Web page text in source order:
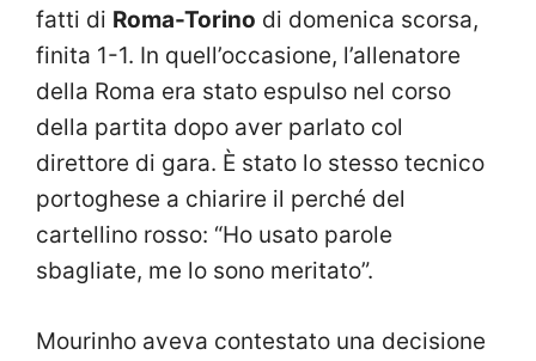
fatti di Roma-Torino di domenica scorsa,
finita 1-1. In quell’occasione, l’allenatore
della Roma era stato espulso nel corso
della partita dopo aver parlato col
direttore di gara. È stato lo stesso tecnico
portoghese a chiarire il perché del
cartellino rosso: “Ho usato parole
sbagliate, me lo sono meritato”.
Mourinho aveva contestato una decisione